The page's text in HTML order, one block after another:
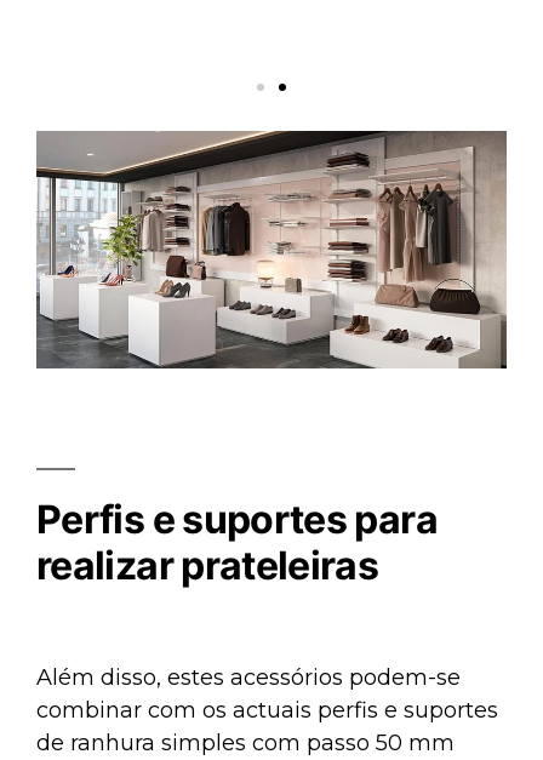
Perfis e suportes para
realizar prateleiras
Além disso, estes acessórios podem-se
combinar com os actuais perfis e suportes
de ranhura simples com passo 50 mm